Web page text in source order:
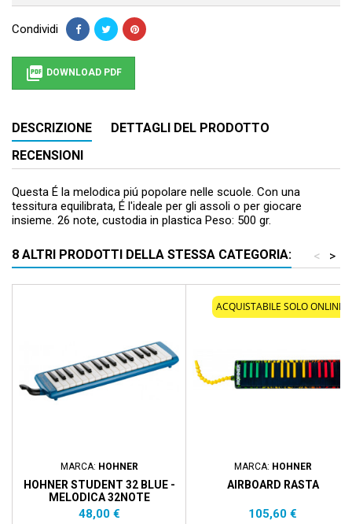
Condividi
 DOWNLOAD PDF
DESCRIZIONE
DETTAGLI DEL PRODOTTO
RECENSIONI
Questa É la melodica piú popolare nelle scuole. Con una
tessitura equilibrata, É l'ideale per gli assoli o per giocare
insieme. 26 note, custodia in plastica Peso: 500 gr.
8 ALTRI PRODOTTI DELLA STESSA CATEGORIA: >
<
MARCA: HOHNER
HOHNER STUDENT 32 BLUE -
MELODICA 32NOTE
Prezzo
48,00 €
ACQUISTABILE SOLO ONLINE
MARCA: HOHNER
AIRBOARD RASTA
Prezzo
105,60 €